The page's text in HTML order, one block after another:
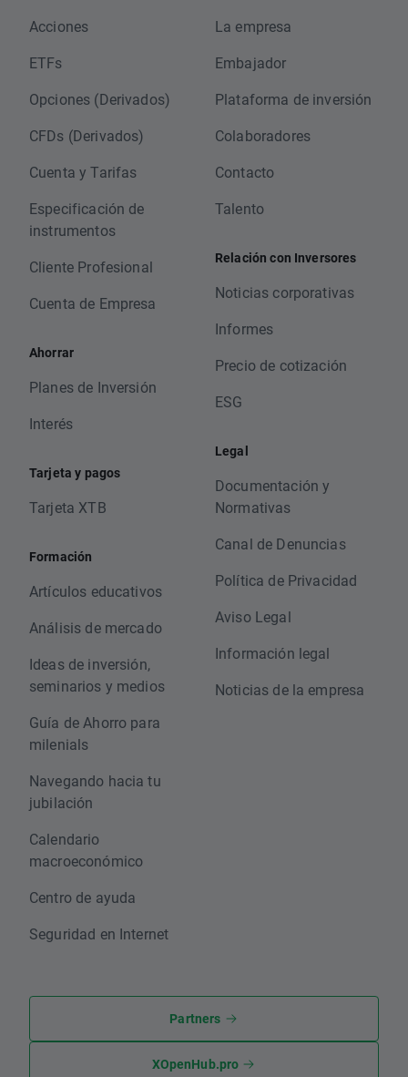
Acciones
ETFs
Opciones (Derivados)
CFDs (Derivados)
Cuenta y Tarifas
Especificación de
instrumentos
Cliente Profesional
Cuenta de Empresa
Ahorrar
Planes de Inversión
Interés
Tarjeta y pagos
Tarjeta XTB
Formación
Artículos educativos
Análisis de mercado
Ideas de inversión,
seminarios y medios
Guía de Ahorro para
milenials
Navegando hacia tu
jubilación
Calendario
macroeconómico
Centro de ayuda
Seguridad en Internet
La empresa
Embajador
Plataforma de inversión
Colaboradores
Contacto
Talento
Relación con Inversores
Noticias corporativas
Informes
Precio de cotización
ESG
Legal
Documentación y
Normativas
Canal de Denuncias
Política de Privacidad
Aviso Legal
Información legal
Noticias de la empresa
Partners
XOpenHub.pro